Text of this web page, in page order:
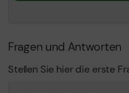
Fragen und Antworten
Stellen Sie hier die erste